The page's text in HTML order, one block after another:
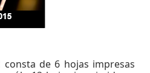
de 6 hojas impresas